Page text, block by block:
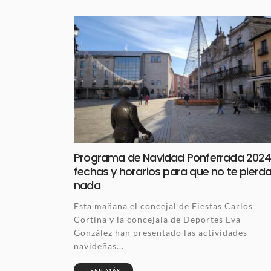
Programa de Navidad Ponferrada
fechas y horarios para que no te
nada
Esta mañana el concejal de Fiestas Carlos
Cortina y la concejala de Deportes Eva
González han presentado las actividades
navideñas...